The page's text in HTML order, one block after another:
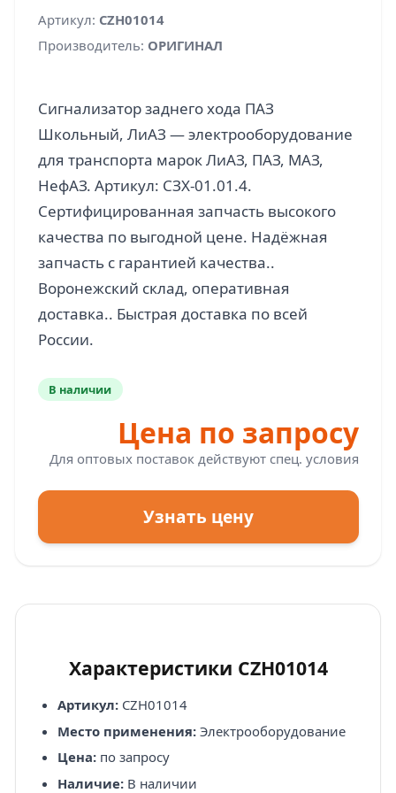
Артикул: CZH01014
Производитель: ОРИГИНАЛ
Сигнализатор заднего хода ПАЗ
Школьный, ЛиАЗ — электрооборудование
для транспорта марок ЛиАЗ, ПАЗ, МАЗ,
НефАЗ. Артикул: СЗХ-01.01.4.
Сертифицированная запчасть высокого
качества по выгодной цене. Надёжная
запчасть с гарантией качества..
Воронежский склад, оперативная
доставка.. Быстрая доставка по всей
В наличии
Цена по запросу
Для оптовых поставок действуют спец. условия
Узнать цену
Характеристики CZH01014
Артикул:CZH01014
Место применения:Электрооборудование
Цена:по запросу
Наличие:В наличии